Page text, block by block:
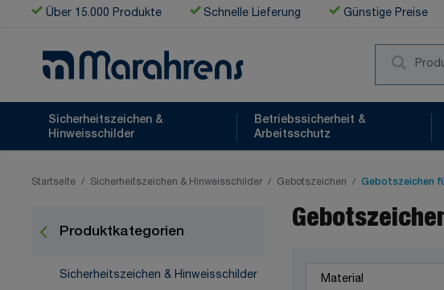
Zum Inhalt springen
Über 15.000 Produkte Schnelle Lieferung Günstige Preise
Sicherheitszeichen &
Hinweisschilder
Betriebssicherheit &
Arbeitsschutz
Startseite / Sicherheitszeichen & Hinweisschilder / Gebotszeichen / Gebotszeichen
Produktkategorien
Sicherheitszeichen & Hinweisschilder